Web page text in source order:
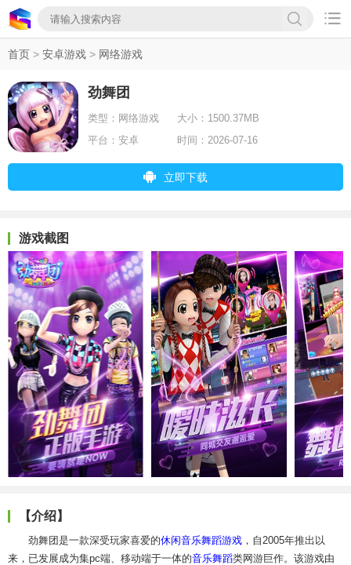

首页 > 安卓游戏 > 网络游戏
劲舞团
类型： 网络游戏 大小： 1500.37MB
平台： 安卓 时间： 2026-07-16
立即下载
游戏截图
【介绍】
劲舞团是一款深受玩家喜爱的休闲音乐舞蹈游戏 ，自2005年推出以
来，已发展成为集pc端、移动端于一体的音乐舞蹈类网游巨作。该游戏由